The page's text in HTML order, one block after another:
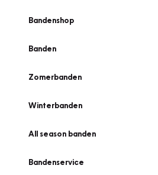
Bandenshop
Banden
Zomerbanden
Winterbanden
All season banden
Bandenservice